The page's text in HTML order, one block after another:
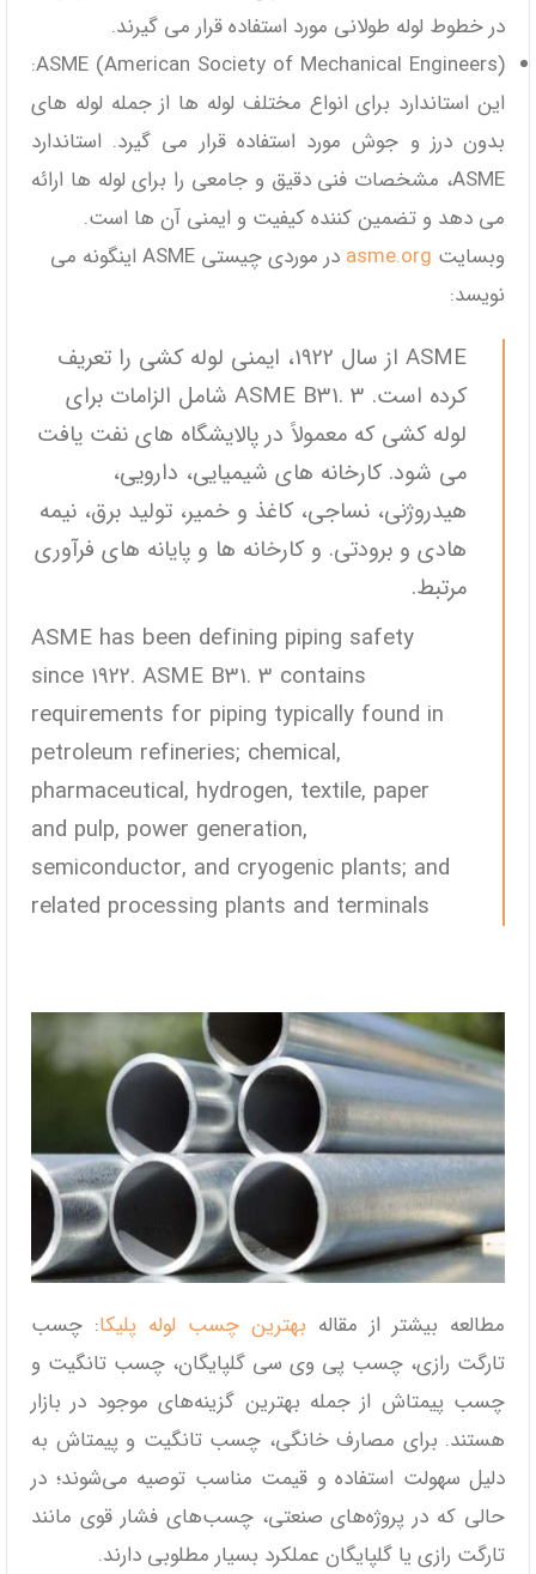
در خطوط لوله طولانی مورد استفاده قرار می‌ گیرند.
ASME (American Society of Mechanical Engineers):
این استاندارد برای انواع مختلف لوله‌ ها از جمله لوله‌ های
بدون درز و جوش مورد استفاده قرار می ‌گیرد. استاندارد
ASME، مشخصات فنی دقیق و جامعی را برای لوله‌ ها ارائه
می ‌دهد و تضمین ‌کننده کیفیت و ایمنی آن‌ ها است.
وبسایت asme.org
در موردی چیستی ASME اینگونه می
نویسد:
ASME از سال 1922، ایمنی لوله کشی را تعریف
کرده است. ASME B31. 3 شامل الزامات برای
لوله کشی که معمولاً در پالایشگاه های نفت یافت
می شود. کارخانه های شیمیایی، دارویی،
هیدروژنی، نساجی، کاغذ و خمیر، تولید برق، نیمه
هادی و برودتی. و کارخانه ها و پایانه های فرآوری
مرتبط.
ASME has been defining piping safety
since 1922. ASME B31. 3 contains
requirements for piping typically found in
petroleum refineries; chemical,
pharmaceutical, hydrogen, textile, paper
and pulp, power generation,
semiconductor, and cryogenic plants; and
related processing plants and terminals
مطالعه بیشتر از مقاله بهترین چسب لوله پلیکا: چسب
تارگت رازی، چسب پی وی سی گلپایگان، چسب تانگیت و
چسب پیمتاش از جمله بهترین گزینه‌های موجود در بازار
هستند. برای مصارف خانگی، چسب تانگیت و پیمتاش به
دلیل سهولت استفاده و قیمت مناسب توصیه می‌شوند؛ در
حالی که در پروژه‌های صنعتی، چسب‌های فشار قوی مانند
تارگت رازی یا گلپایگان عملکرد بسیار مطلوبی دارند.